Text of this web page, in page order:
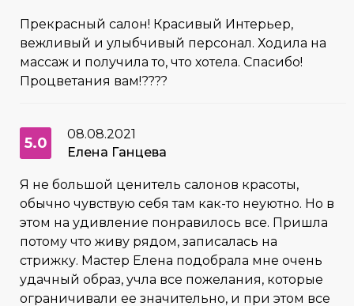
Прекрасный салон! Красивый Интерьер,
вежливый и улыбчивый персонал. Ходила на
массаж и получила то, что хотела. Спасибо!
Процветания вам!????
5.0
08.08.2021
Елена Ганцева
Я не большой ценитель салонов красоты,
обычно чувствую себя там как-то неуютно. Но в
этом на удивление понравилось все. Пришла
потому что живу рядом, записалась на
стрижку. Мастер Елена подобрала мне очень
удачный образ, учла все пожелания, которые
ограничивали ее значительно, и при этом все